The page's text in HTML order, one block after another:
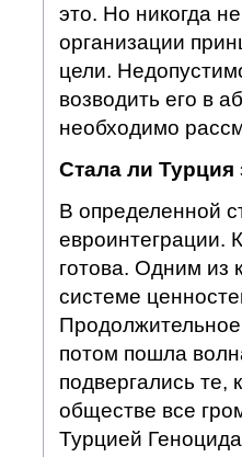
это. Но никогда
организации
цели.
возводить его в
необходимо
Стала ли
В определенной
евроинтеграции.
готова. Одним из
системе
потом пошла
подвергались те,
обществе все
Турцией